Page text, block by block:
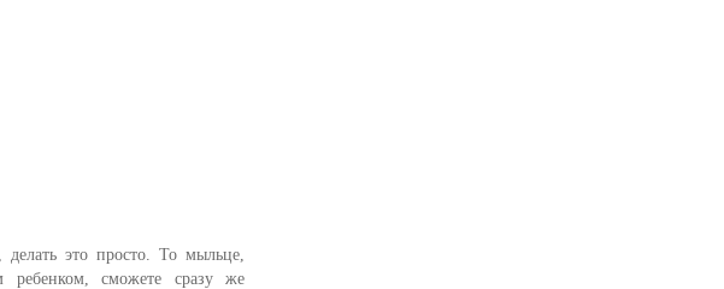
это просто. То мыльце,
ребенком, сможете сразу же